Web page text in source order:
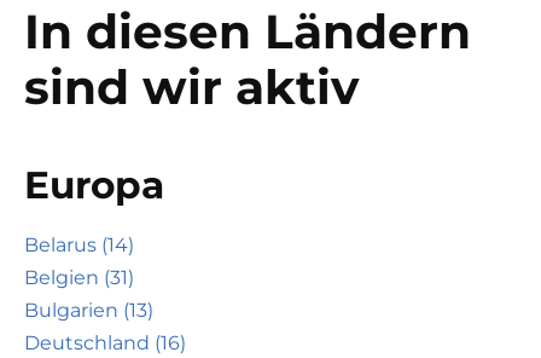
In diesen Ländern
sind wir aktiv
Europa
Belarus (14)
Belgien (31)
Bulgarien (13)
Deutschland (16)